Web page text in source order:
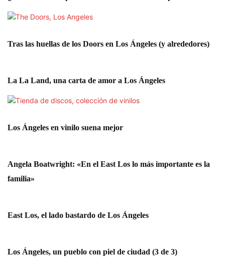
Tras las huellas de los Doors en Los Ángeles (y alrededores)
La La Land, una carta de amor a Los Ángeles
Los Ángeles en vinilo suena mejor
Angela Boatwright: «En el East Los lo más importante es la
familia»
East Los, el lado bastardo de Los Ángeles
Los Ángeles, un pueblo con piel de ciudad (3 de 3)